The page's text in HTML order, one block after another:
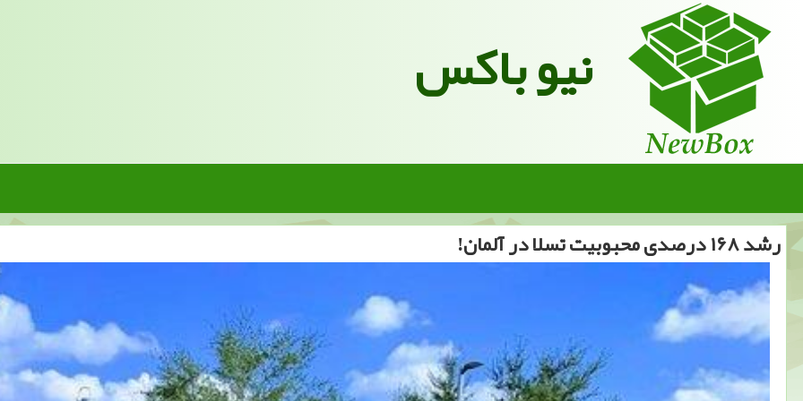
نیو باکس
رشد ۱۶۸ درصدی محبوبیت تسلا در آلمان!